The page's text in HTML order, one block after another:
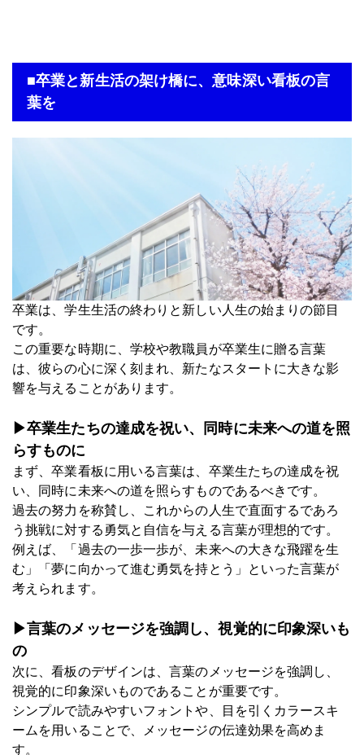
■卒業と新生活の架け橋に、意味深い看板の言
葉を
卒業は、学生生活の終わりと新しい人生の始まりの節目
です。
この重要な時期に、学校や教職員が卒業生に贈る言葉
は、彼らの心に深く刻まれ、新たなスタートに大きな影
響を与えることがあります。
▶卒業生たちの達成を祝い、同時に未来への道を照
らすものに
まず、卒業看板に用いる言葉は、卒業生たちの達成を祝
い、同時に未来への道を照らすものであるべきです。
過去の努力を称賛し、これからの人生で直面するであろ
う挑戦に対する勇気と自信を与える言葉が理想的です。
例えば、「過去の一歩一歩が、未来への大きな飛躍を生
む」「夢に向かって進む勇気を持とう」といった言葉が
考えられます。
▶言葉のメッセージを強調し、視覚的に印象深いも
の
次に、看板のデザインは、言葉のメッセージを強調し、
視覚的に印象深いものであることが重要です。
シンプルで読みやすいフォントや、目を引くカラースキ
ームを用いることで、メッセージの伝達効果を高めま
す。